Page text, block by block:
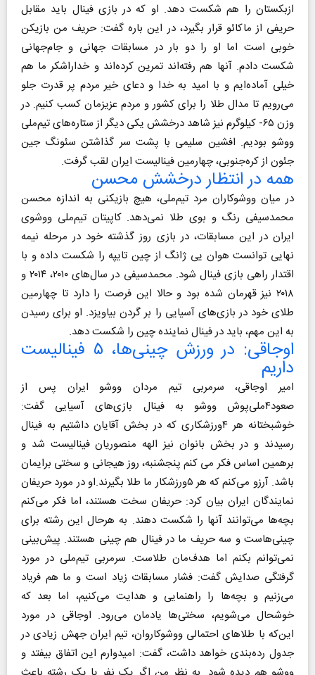
ازبکستان را هم شکست دهد. او که در بازی فینال باید مقابل
حریفی از ماکائو قرار بگیرد، در این باره گفت: حریف من بازیکن
خوبی است اما او را دو بار در مسابقات جهانی و جام‌جهانی
شکست دادم. آنها هم رفته‌اند تمرین کرده‌اند و خداراشکر ما هم
خیلی آماده‌ایم و با امید به خدا و دعای خیر مردم پر قدرت جلو
می‌رویم تا مدال طلا را برای کشور و مردم عزیزمان کسب کنیم. در
وزن ۶۵- کیلوگرم نیز شاهد درخشش یکی دیگر از ستاره‌های تیم‌ملی
ووشو بودیم. افشین سلیمی با پشت سر گذاشتن سئونگ جین
جئون از کره‌جنوبی، چهارمین فینالیست ایران لقب گرفت.
همه در انتظار درخشش محسن
در میان ووشوکاران مرد تیم‌ملی، هیچ بازیکنی به اندازه محسن
محمدسیفی رنگ و بوی طلا نمی‌دهد. کاپیتان تیم‌ملی ووشوی
ایران در این مسابقات، در بازی روز گذشته خود در مرحله نیمه
نهایی توانست هوان یی ژانگ از چین تایپه را شکست داده و با
اقتدار راهی بازی فینال شود. محمدسیفی در سال‌های ۲۰۱۰، ۲۰۱۴ و
۲۰۱۸ نیز قهرمان شده بود و حالا این فرصت را دارد تا چهارمین
طلای خود در بازی‌های آسیایی را بر گردن بیاویزد. او برای رسیدن
به این مهم، باید در فینال نماینده چین را شکست دهد.
اوجاقی: در ورزش چینی‌ها، ۵ فینالیست
داریم
امیر اوجاقی، سرمربی تیم مردان ووشو ایران پس از
صعود۴ملی‌پوش ووشو به فینال بازی‌های آسیایی گفت:
خوشبختانه هر ۴ورزشکاری که در بخش آقایان داشتیم به فینال
رسیدند و در بخش بانوان‌ نیز الهه منصوریان فینالیست شد و
برهمین اساس فکر می کنم‌ پنجشنبه، روز هیجانی و سختی برایمان
باشد. آرزو می‌کنم که هر ۵ورزشکار ما طلا بگیرند.او در مورد حریفان
نمایندگان ایران بیان کرد: حریفان سخت هستند، اما فکر می‌کنم‌
بچه‌ها می‌توانند آنها را شکست دهند. به هرحال این رشته برای
چینی‌هاست و سه حریف ما در فینال هم چینی هستند. پیش‌بینی
نمی‌توانم بکنم اما هدف‌مان طلاست. سرمربی تیم‌ملی در مورد
گرفتگی صدایش گفت: فشار مسابقات زیاد است و ما هم فریاد
می‌زنیم‌ و بچه‌ها را راهنمایی و هدایت می‌کنیم، اما بعد که
خوشحال می‌شویم، سختی‌ها یادمان می‌رود. اوجاقی در مورد
این‌که با طلاهای احتمالی ووشوکاروان، تیم ایران جهش زیادی در
جدول رده‌بندی خواهد داشت، گفت: امیدوارم این اتفاق بیفتد و